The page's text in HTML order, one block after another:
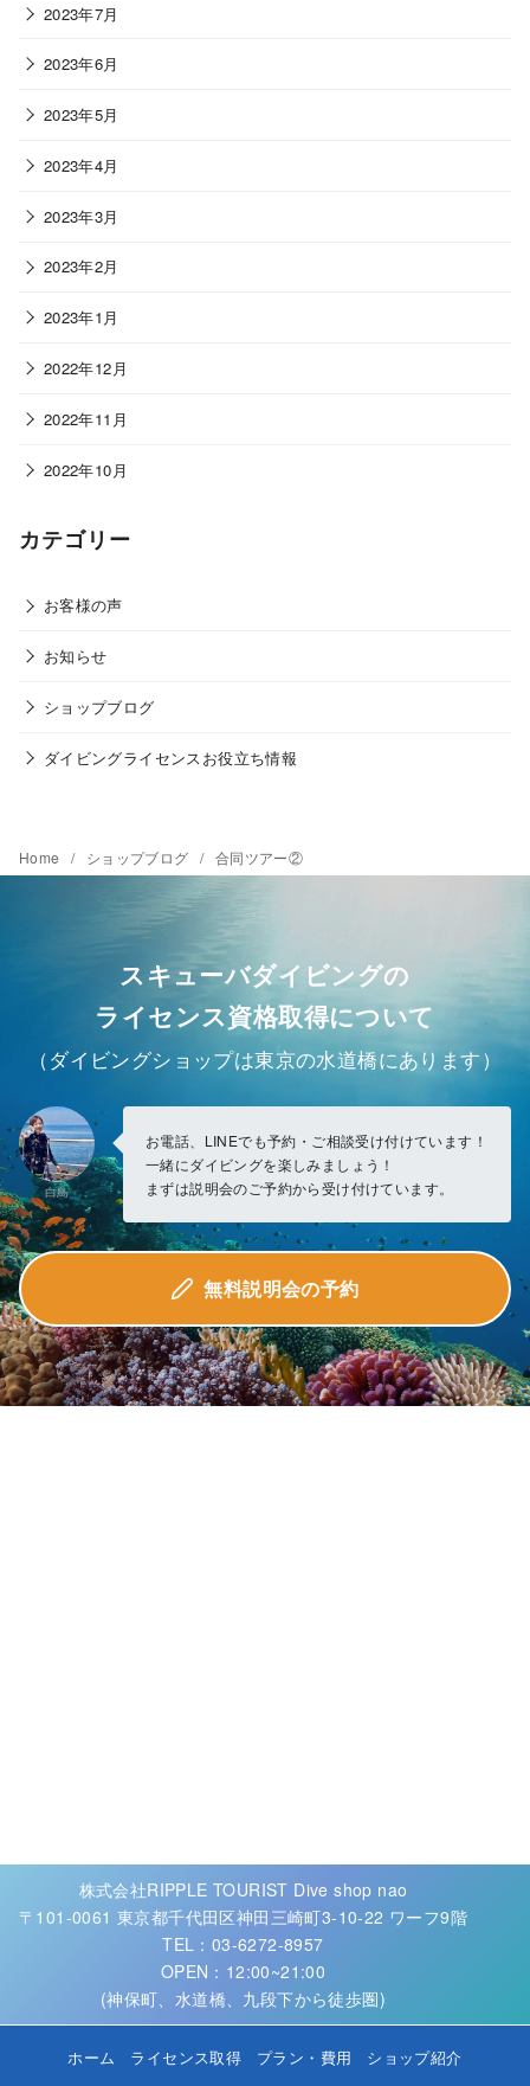
2023年7月
2023年6月
2023年5月
2023年4月
2023年3月
2023年2月
2023年1月
2022年12月
2022年11月
2022年10月
カテゴリー
お客様の声
お知らせ
ショップブログ
ダイビングライセンスお役立ち情報
Home ショップブログ 合同ツアー②
スキューバダイビングの
ライセンス資格取得について
（ダイビングショップは東京の水道橋にあります）
白鳥
お電話、LINEでも予約・ご相談受け付けています！
一緒にダイビングを楽しみましょう！
まずは説明会のご予約から受け付けています。
無料説明会の予約
株式会社RIPPLE TOURIST Dive shop nao
〒101-0061 東京都千代田区神田三崎町3-10-22 ワーフ9階
TEL：03-6272-8957
OPEN：12:00~21:00
(神保町、水道橋、九段下から徒歩圏)
ホーム ライセンス取得 プラン・費用
ショップ紹介